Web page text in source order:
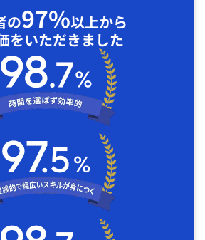
の97%以上から
をいただきました